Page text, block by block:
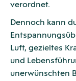
verordnet.
Dennoch kann
Luft, gezieltes
und
unerwünschten